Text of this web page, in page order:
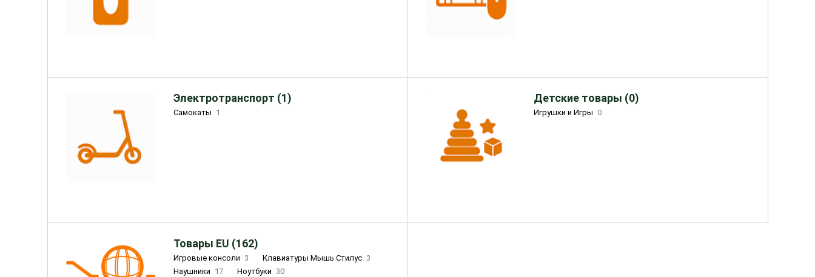
Электротранспорт (1)
Самокаты 1
Детские товары (0)
Игрушки и Игры 0
Товары EU (162)
Игровые консоли 3 Клавиатуры Мышь Стилус 3
Наушники 17 Ноутбуки 30